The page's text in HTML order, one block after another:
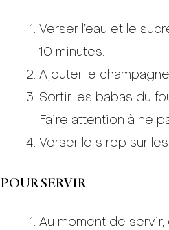
Verser l’eau et le
10 minutes.
Ajouter le
Sortir les babas du
Faire attention à ne
Verser le sirop sur
POUR SERVIR
Au moment de